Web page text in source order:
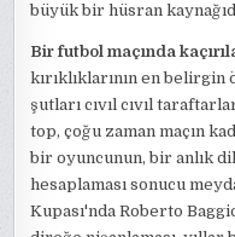
büyük bir hüsran
Bir futbol maçında
kırıklıklarının en
şutları cıvıl cıvıl
top, çoğu zaman maçın
bir oyuncunun, bir anlık
hesaplaması sonucu
Kupası'nda Roberto